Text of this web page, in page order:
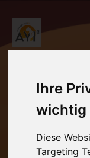
Ihre
wichtig
Diese
Targeting